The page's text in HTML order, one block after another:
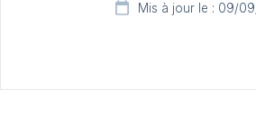
Mis à jour le : 09/